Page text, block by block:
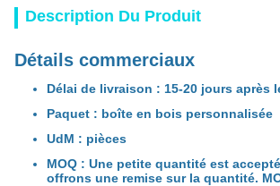
Description Du Produit
Détails commerciaux
Délai de livraison : 15-20 jours après
Paquet : boîte en bois personnalisée
UdM : pièces
MOQ : Une petite quantité est
offrons une remise sur la quantité.